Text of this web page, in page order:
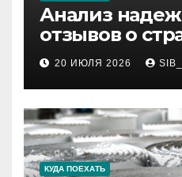
Анализ
отзывов о
компаниях по
года
20 ИЮЛЯ 2026
КУДА ПОЕХАТЬ